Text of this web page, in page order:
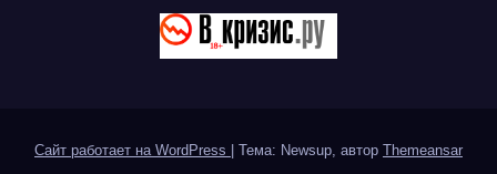
Сайт работает на WordPress Тема: Newsup, автор Themeansar